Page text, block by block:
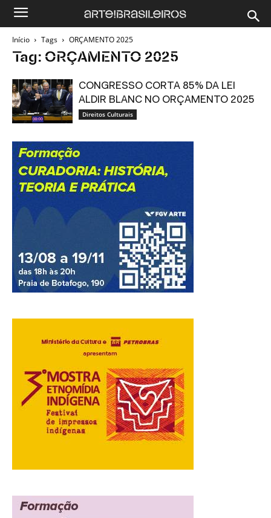
Início Tags ORÇAMENTO 2025
Tag: ORÇAMENTO 2025
CONGRESSO CORTA 85% DA LEI
ALDIR BLANC NO ORÇAMENTO 2025
Direitos Culturais